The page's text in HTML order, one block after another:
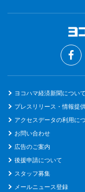
ヨコハマ経済新聞について
プレスリリース・情報提
アクセスデータの利用に
お問い合わせ
広告のご案内
後援申請について
スタッフ募集
メールニュース登録